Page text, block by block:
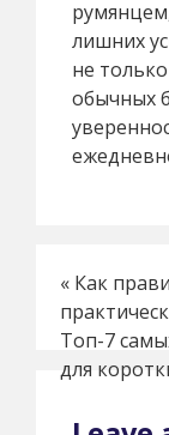
лишних
не
обычных
« Как
Топ-7
для